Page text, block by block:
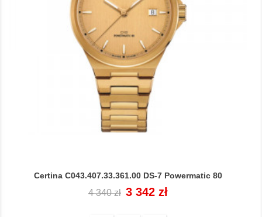
Certina C043.407.33.361.00 DS-7 Powermatic 80
Cena
4 340 zł Cena
3 342 zł